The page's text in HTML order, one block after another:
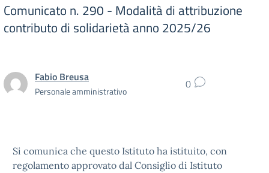
Comunicato n. 290 - Modalità di attribuzione
contributo di solidarietà anno 2025/26
Fabio Breusa
Personale amministrativo 0
Si comunica che questo Istituto ha istituito, con
regolamento approvato dal Consiglio di Istituto